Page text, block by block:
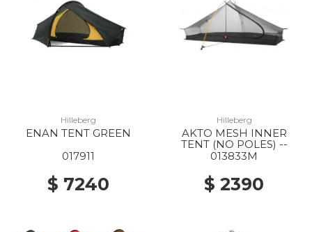
Hilleberg
ENAN TENT GREEN
017911
$ 7240
Hilleberg
AKTO MESH INNER
TENT (NO POLES) --
013833M
$ 2390